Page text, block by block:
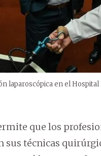
laparoscópica en el Hospital
que los
sus técnicas